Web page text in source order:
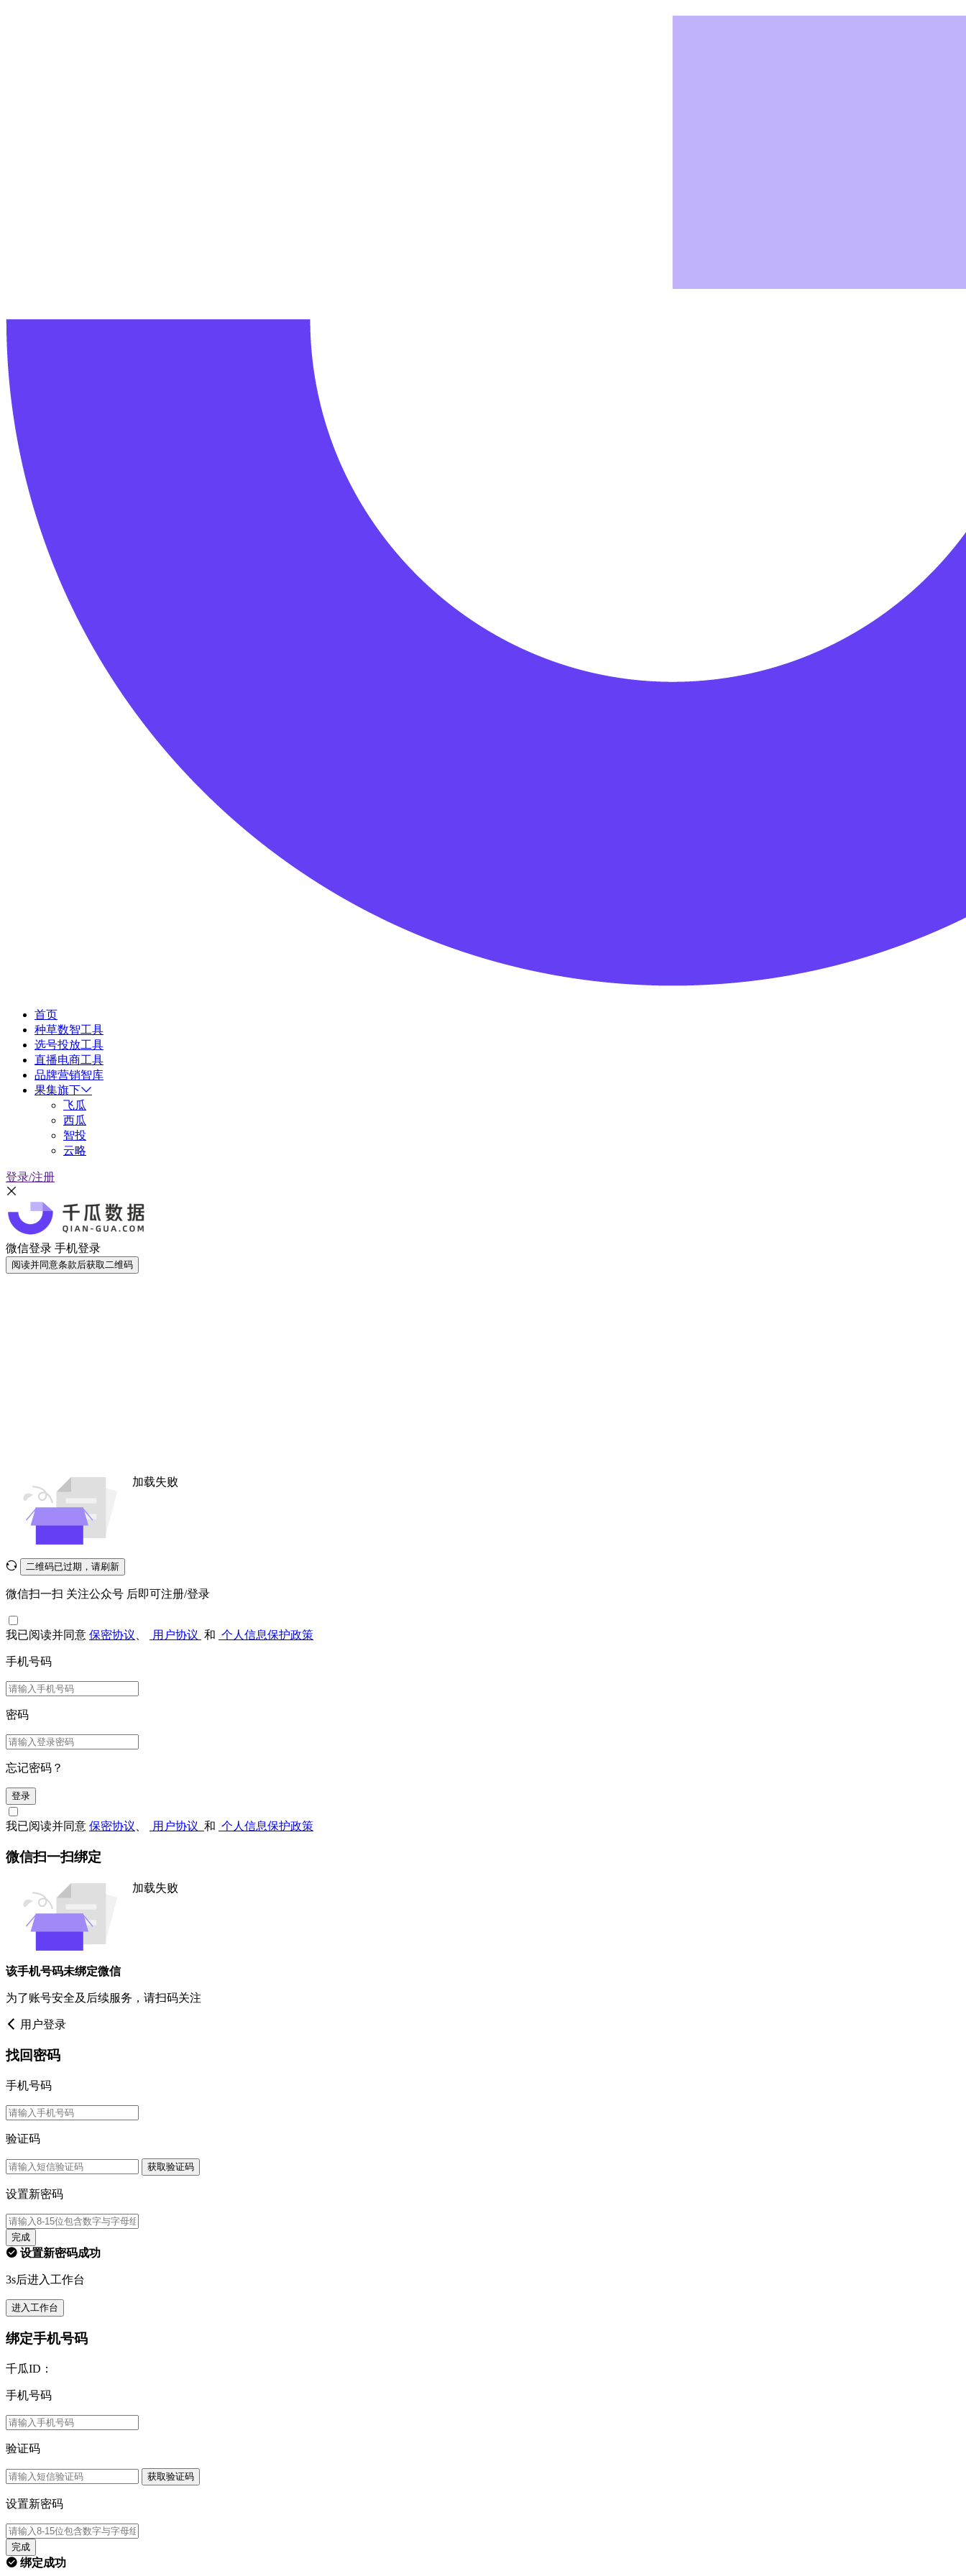
首页
种草数智工具
选号投放工具
直播电商工具
品牌营销智库
果集旗下
飞瓜
西瓜
智投
云略
登录/注册
微信登录 手机登录
阅读并同意条款后获取二维码
加载失败
二维码已过期，请刷新
微信扫一扫 关注公众号 后即可注册/登录
我已阅读并同意 保密协议 用户协议 和 个人信息保护政策
手机号码
密码
忘记密码？
登录
我已阅读并同意 保密协议 用户协议 和 个人信息保护政策
微信扫一扫绑定
加载失败
该手机号码未绑定微信
为了账号安全及后续服务，请扫码关注
用户登录
找回密码
手机号码
验证码
获取验证码
设置新密码
完成
设置新密码成功
3s后进入工作台
进入工作台
绑定手机号码
千瓜ID：
手机号码
验证码
获取验证码
设置新密码
完成
绑定成功